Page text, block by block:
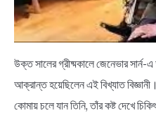
উক্ত সালের গ্রীষ্মকালে জেনেভার সার্ন-
আক্রান্ত হয়েছিলেন এই বিখ্যাত
কোমায় চলে যান তিনি, তাঁর কষ্ট দেখে